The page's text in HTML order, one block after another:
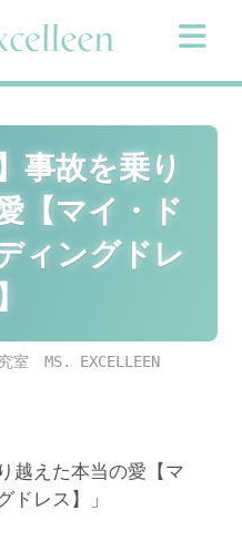
事故を乗り
【マイ・ド
ィングドレ
室 MS. EXCELLEEN
越えた本当の愛【マ
ドレス】」